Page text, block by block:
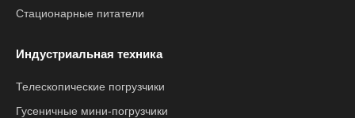
Стационарные питатели
Индустриальная техника
Телескопические погрузчики
Гусеничные мини-погрузчики